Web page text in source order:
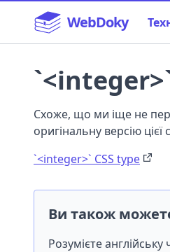
WebDoky
Схоже, що ми іще не
оригінальну версію цієї
`<integer>` CSS type
Ви також
Розумієте